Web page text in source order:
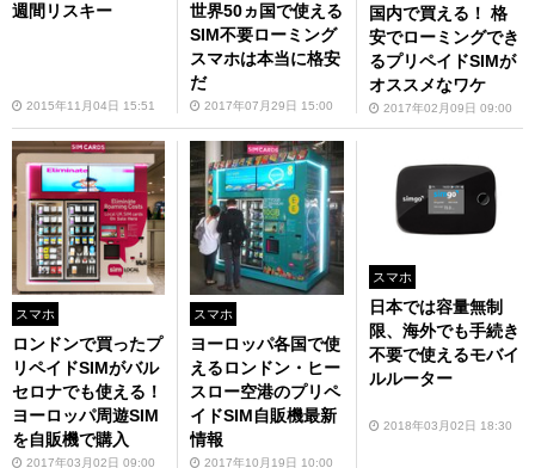
週間リスキー
2015年11月04日 15:51
世界50ヵ国で使える
SIM不要ローミング
スマホは本当に格安
だ
2017年07月29日 15:00
国内で買える！ 格
安でローミングでき
るプリペイドSIMが
オススメなワケ
2017年02月09日 09:00
スマホ
ロンドンで買ったプ
リペイドSIMがバル
セロナでも使える！
ヨーロッパ周遊SIM
を自販機で購入
2017年03月02日 09:00
スマホ
ヨーロッパ各国で使
えるロンドン・ヒー
スロー空港のプリペ
イドSIM自販機最新
情報
2017年10月19日 10:00
スマホ
日本では容量無制
限、海外でも手続き
不要で使えるモバイ
ルルーター
2018年03月02日 18:30